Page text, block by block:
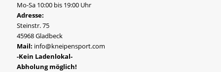
Mo-Sa 10:00 bis 19:00 Uhr
Adresse:
Steinstr. 75
45968 Gladbeck
Mail: info@kneipensport.com
-Kein Ladenlokal-
Abholung möglich!